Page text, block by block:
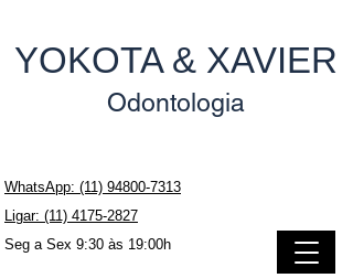
YOKOTA & XAVIER
Odontologia
WhatsApp: (11) 94800-7313
Ligar: (11) 4175-2827
Seg a Sex 9:30 às 19:00h